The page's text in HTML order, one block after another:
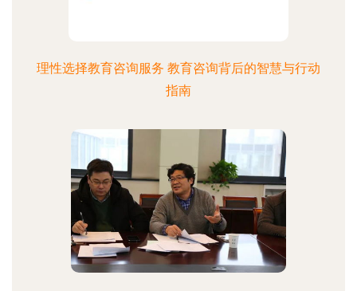
理性选择教育咨询服务 教育咨询背后的智慧与行动
指南